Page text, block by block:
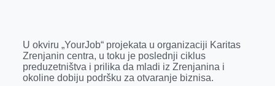
b
o
o
e
n
g
e
d
I
r
s
A
p
l
U okviru „YourJob“ projekata u organizaciji Karitas
Zrenjanin centra, u toku je poslednji ciklus
preduzetništva i prilika da mladi iz Zrenjanina i
okoline dobiju podršku za otvaranje biznisa.